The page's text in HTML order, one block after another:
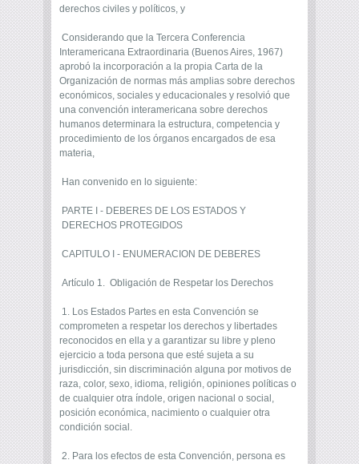
derechos civiles y políticos, y
Considerando que la Tercera Conferencia
Interamericana Extraordinaria (Buenos Aires, 1967)
aprobó la incorporación a la propia Carta de la
Organización de normas más amplias sobre derechos
económicos, sociales y educacionales y resolvió que
una convención interamericana sobre derechos
humanos determinara la estructura, competencia y
procedimiento de los órganos encargados de esa
materia,
Han convenido en lo siguiente:
PARTE I - DEBERES DE LOS ESTADOS Y
DERECHOS PROTEGIDOS
CAPITULO I - ENUMERACION DE DEBERES
Artículo 1. Obligación de Respetar los Derechos
1. Los Estados Partes en esta Convención se
comprometen a respetar los derechos y libertades
reconocidos en ella y a garantizar su libre y pleno
ejercicio a toda persona que esté sujeta a su
jurisdicción, sin discriminación alguna por motivos de
raza, color, sexo, idioma, religión, opiniones políticas o
de cualquier otra índole, origen nacional o social,
posición económica, nacimiento o cualquier otra
condición social.
2. Para los efectos de esta Convención, persona es